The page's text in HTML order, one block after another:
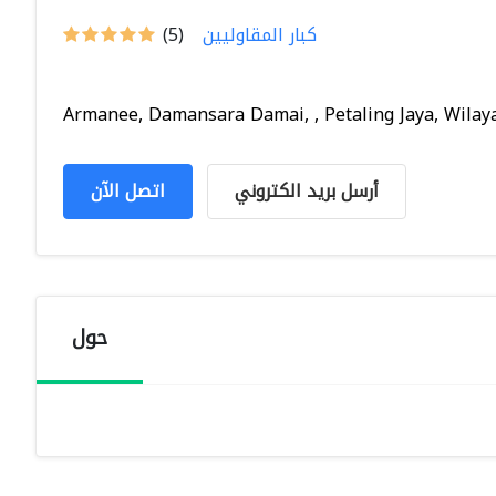
(5) كبار المقاوليين
Armanee, Damansara Damai, , Petaling Jaya,
اتصل الآن أرسل بريد الكتروني
حول